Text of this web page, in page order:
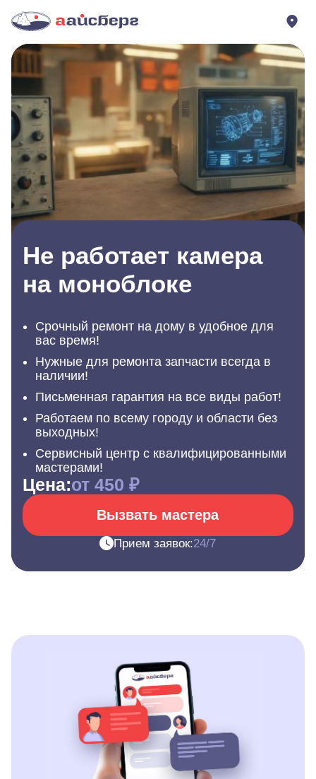
Не работает камера
на моноблоке
Срочный ремонт на дому в удобное для
вас время!
Нужные для ремонта запчасти всегда в
наличии!
Письменная гарантия на все виды работ!
Работаем по всему городу и области без
выходных!
Сервисный центр с квалифицированными
мастерами!
Цена:от 450 ₽
Вызвать мастера
Прием заявок:24/7